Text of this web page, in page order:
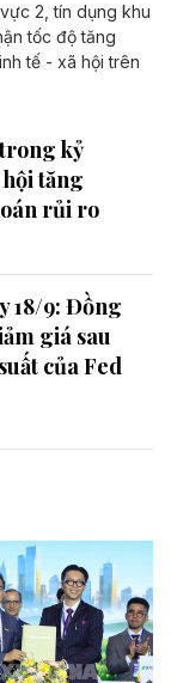
2, tín dụng khu
tốc độ tăng
tế - xã hội trên
kỷ
tăng
rủi ro
18/9: Đồng
giá sau
của Fed